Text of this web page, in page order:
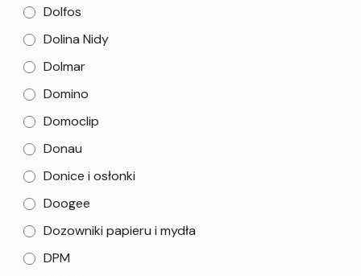
Dolfos
Dolina Nidy
Dolmar
Domino
Domoclip
Donau
Donice i osłonki
Doogee
Dozowniki papieru i mydła
DPM